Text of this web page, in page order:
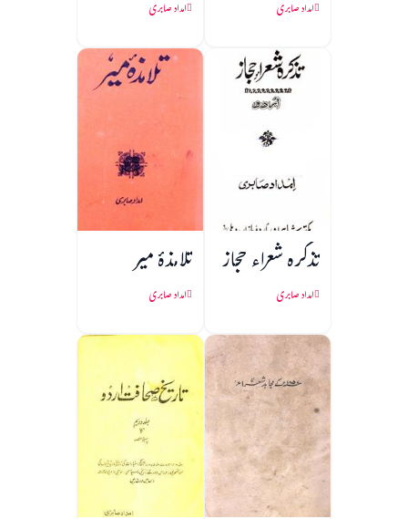
امداد صابری امداد صابری
تذکرہ شعراء حجاز
امداد صابری
تلامذۂ میر
امداد صابری